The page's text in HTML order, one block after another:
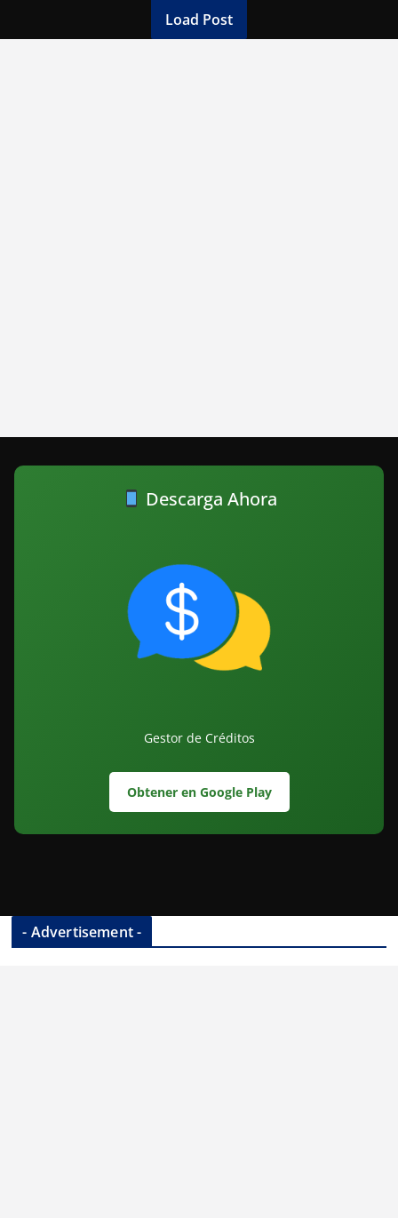
Load Post
Descarga Ahora
Gestor de Créditos
Obtener en Google Play
- Advertisement -